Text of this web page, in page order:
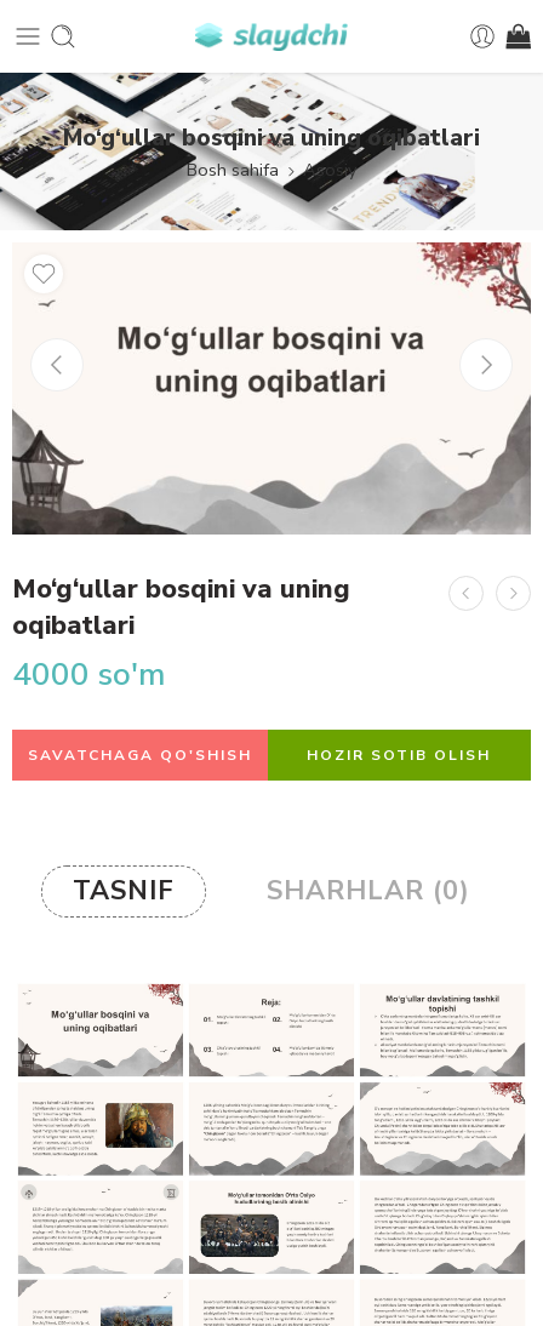
Mo‘g‘ullar bosqini va uning oqibatlari
Bosh sahifa Asosiy
Mo‘g‘ullar bosqini va uning
oqibatlari
4000 so'm
SAVATCHAGA QO'SHISH HOZIR SOTIB OLISH
TASNIF SHARHLAR (0)